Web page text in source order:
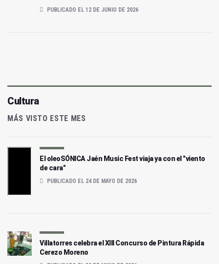
PUBLICADO EL 12 DE JUNIO DE 2026
Cultura
MÁS VISTO ESTE MES
El oleoSÓNICA Jaén Music Fest viaja ya con el "viento
de cara"
PUBLICADO EL 24 DE MAYO DE 2026
Villatorres celebra el XIII Concurso de Pintura Rápida
Cerezo Moreno